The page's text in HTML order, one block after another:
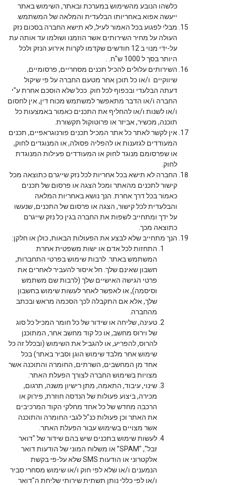
כלשהו הנובע מהשימוש במערכת ובאתר, השימוש באתר
ייעשה אפוא באחריותו הבלעדית והמלאה של המשתמש.
מבלי לפגוע בכל האמור לעיל, לא תישא החברה בסכום נזק
העולה על מחיר השירותים אשר הוזמנו ושולמו עד אותה עת
על-ידי מנוי ב 12 חודשים שקדמו לקרות אירוע הנזק ולכל
היותר בסך ל 1000 ש"ח. .
השירותים עלולים להכיל תכנים מסחריים, פרסומיים,
שיווקיים ו/או כל תוכן אחר מטעם החברה על פי שיקול
דעתה הבלעדי ובכפוף לכל חוק. ככל שלא הוסכם אחרת ע"י
החברה ו/או הדבר מתאפשר למשתמש מכוח דין, אין לחסום
ו/או לשנות ו/או להחליף את התכנים כאמור באמצעות כל
תוכנה, מכשיר, אביזר או פרוטוקול תקשורת.
אין לקשר לאתר כל אתר המכיל תכנים פורנוגראפיים, תכנים
המעודדים לגזענות או להפליה פסולה, או המנוגדים לחוק,
או שפרסומם מנוגד לחוק או המעודדים פעילות המנוגדת
לחוק.
החברה לא תישא בכל אחריות לכל נזק שייגרם כתוצאה מכל
קישור לתכנים מהאתר ומכל הצגה או פרסום של תכנים
כאמור בכל דרך אחרת. הנך נושא באחריות המלאה
והבלעדית לכל קישור, הצגה או פרסום של התכנים, שנעשו
על ידך ומתחייב לשפות את החברה בגין כל נזק שייגרם
כתוצאה מכך.
הנך מתחייב שלא לבצע את הפעולות הבאות, כולן או חלקן:
התחזות לכל אדם או ישות משפטית אחרת
המשתמש באתר. לרבות שימוש בפרטי התחברות,
חשבון שאינם שלך. חל איסור להעביר לאחרים את
פרטי הגישה האישיים שלך (לרבות שם משתמש
וסיסמה), או לאפשר לאחר לעשות שימוש בחשבון
שלך, אלא אם התקבלה לכך הסכמה מראש ובכתב
מהחברה.
טעינה, שליחה או שידור של כל חומר המכיל כל סוג
של וירוס מחשב, או כל קוד מחשב אחר, המתוכנן
להרוס, להפריע, או להגביל את השימוש (ובכלל זה כל
שימוש אחר מלבד שימוש הוגן וסביר באתר) בכל
אחד מן המחשבים, השרתים, החומרה והתוכנה אשר
מצויות בשימוש החברה לצורך הפעלת האתר.
שינוי, עיבוד, התאמה, מתן רישיון משנה, תרגום,
מכירה, ביצוע פעולות של הנדסה חוזרת, פירוק או
הרכבה מחדש של כל אחד מחלקי הקוד המרכיבים
את האתר וכן פעולות כנ"ל לגבי החומרה והתוכנה
אשר מצויים בשימוש עבור הפעלת האתר.
לעשות שימוש בתכנים שיש בהם שידור של "דואר
זבל", "SPAM” או משלוח המוני של הודעות דואר
אלקטרוני או הודעות SMS שלא על-פי בקשת
הנמענים ו/או שלא לפי חוק ו/או שימוש מסחרי סביר
ו/או לפי כללי נותן תשתית שירותי שליחת ה"דואר